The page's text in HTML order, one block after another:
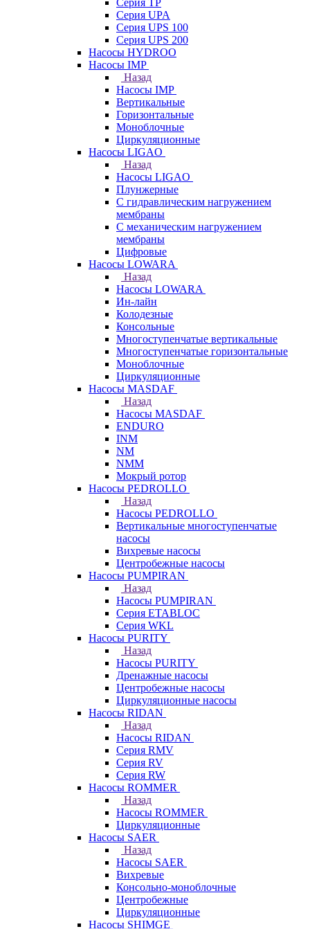
Серия TP
Серия UPA
Серия UPS 100
Серия UPS 200
Насосы HYDROO
Насосы IMP
Назад
Насосы IMP
Вертикальные
Горизонтальные
Моноблочные
Циркуляционные
Насосы LIGAO
Назад
Насосы LIGAO
Плунжерные
С гидравлическим нагружением
мембраны
С механическим нагружением
мембраны
Цифровые
Насосы LOWARA
Назад
Насосы LOWARA
Ин-лайн
Колодезные
Консольные
Многоступенчатые вертикальные
Многоступенчатые горизонтальные
Моноблочные
Циркуляционные
Насосы MASDAF
Назад
Насосы MASDAF
ENDURO
INM
NM
NMM
Мокрый ротор
Насосы PEDROLLO
Назад
Насосы PEDROLLO
Вертикальные многоступенчатые
насосы
Вихревые насосы
Центробежные насосы
Насосы PUMPIRAN
Назад
Насосы PUMPIRAN
Серия ETABLOC
Серия WKL
Насосы PURITY
Назад
Насосы PURITY
Дренажные насосы
Центробежные насосы
Циркуляционные насосы
Насосы RIDAN
Назад
Насосы RIDAN
Серия RMV
Серия RV
Серия RW
Насосы ROMMER
Назад
Насосы ROMMER
Циркуляционные
Насосы SAER
Назад
Насосы SAER
Вихревые
Консольно-моноблочные
Центробежные
Циркуляционные
Насосы SHIMGE